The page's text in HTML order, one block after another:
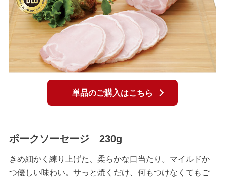
単品のご購入はこちら
ポークソーセージ 230g
きめ細かく練り上げた、柔らかな口当たり。マイルドか
つ優しい味わい。サっと焼くだけ、何もつけなくてもご